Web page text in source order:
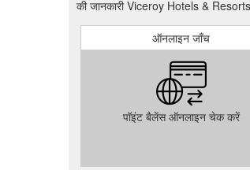
treatments and services.
beautification journeys that
Treat yourself to a tropical
https://
From our pet friendly policy to
commonly asked.https://
की जानकारी Viceroy Hotels &
ऑनलाइन जाँच
पॉइंट बैलेंस ऑनलाइन चेक करें